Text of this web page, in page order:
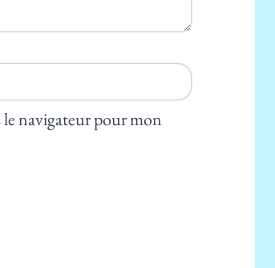
navigateur pour mon